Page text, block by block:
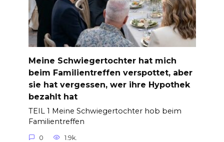
Meine Schwiegertochter hat mich
beim Familientreffen verspottet, aber
sie hat vergessen, wer ihre Hypothek
bezahlt hat
TEIL 1 Meine Schwiegertochter hob beim
Familientreffen
0 1.9k.